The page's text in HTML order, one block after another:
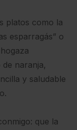
platos como la
esparragás” o
naranja,
y saludable
que la